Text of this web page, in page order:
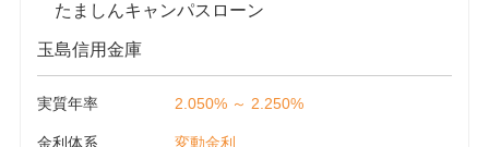
たましんキャンパスローン
玉島信用金庫
実質年率 2.050% ～ 2.250%
金利体系 変動金利